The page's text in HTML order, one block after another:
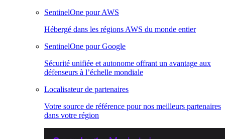
SentinelOne pour AWS
Hébergé dans les régions AWS du monde entier
SentinelOne pour Google
Sécurité unifiée et autonome offrant un avantage aux
défenseurs à l’échelle mondiale
Localisateur de partenaires
Votre source de référence pour nos meilleurs partenaires
dans votre région